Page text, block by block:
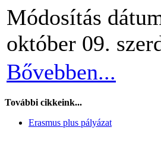
Módosítás
október 09.
Bővebben...
További cikkeink...
Erasmus plus pályázat